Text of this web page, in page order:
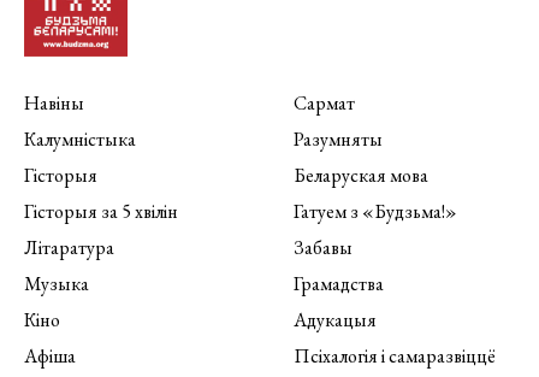
Навіны
Калумністыка
Гісторыя
Гісторыя за 5 хвілін
Літаратура
Музыка
Кіно
Афіша
Сармат
Разумняты
Беларуская мова
Гатуем з «Будзьма!»
Забавы
Грамадства
Адукацыя
Псіхалогія і самаразвіццё